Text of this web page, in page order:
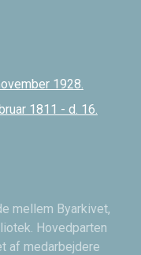
1928.
1811 - d. 16.
mellem Byarkivet,
Hovedparten
af medarbejdere